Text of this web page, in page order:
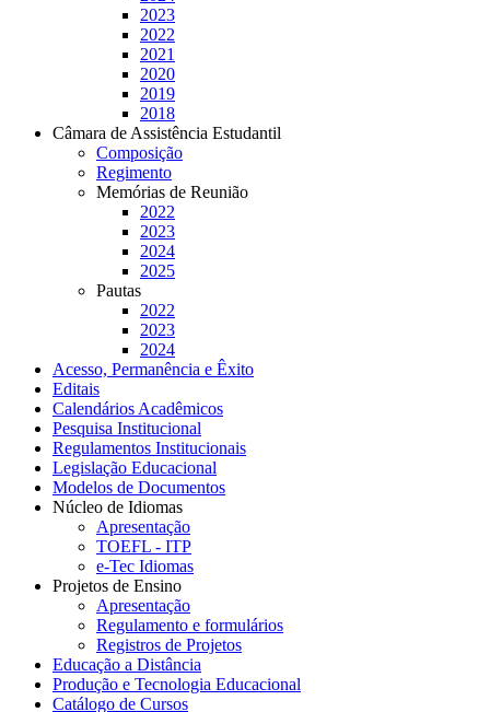
2023
2022
2021
2020
2019
2018
Câmara de Assistência Estudantil
Composição
Regimento
Memórias de Reunião
2022
2023
2024
2025
Pautas
2022
2023
2024
Acesso, Permanência e Êxito
Editais
Calendários Acadêmicos
Pesquisa Institucional
Regulamentos Institucionais
Legislação Educacional
Modelos de Documentos
Núcleo de Idiomas
Apresentação
TOEFL - ITP
e-Tec Idiomas
Projetos de Ensino
Apresentação
Regulamento e formulários
Registros de Projetos
Educação a Distância
Produção e Tecnologia Educacional
Catálogo de Cursos